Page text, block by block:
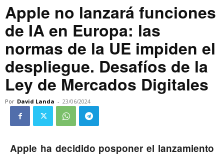
Apple no lanzará funciones
de IA en Europa: las
normas de la UE impiden el
despliegue. Desafíos de la
Ley de Mercados Digitales
Por David Landa - 23/06/2024
Apple ha decidido posponer el lanzamiento